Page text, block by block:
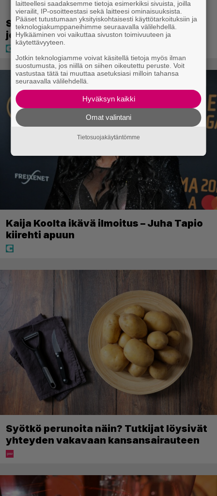
Seiska: Laulaja Frederik lyttäsi Eput –
johan oli taas kielen käyttöä
Kaija Koolta ikävä ilmoitus – Juha Tapio
kiirehti apuun
Syötkö perunoita näin? Tutkijat löysivät
yhteyden vakavaan kansansairauteen
laitteellesi saadaksemme tietoja esimerkiksi sivuista, joilla
vierailit, IP-osoitteestasi sekä laitteesi ominaisuuksista.
Pääset tutustumaan yksityiskohtaisesti käyttötarkoituksiin ja
teknologiakumppaneihimme seuraavalla välilehdellä.
Hylkääminen voi vaikuttaa sivuston toimivuuteen ja
käytettävyyteen.
Jotkin teknologiamme voivat käsitellä tietoja myös ilman
suostumusta, jos niillä on siihen oikeutettu peruste. Voit
vastustaa tätä tai muuttaa asetuksiasi milloin tahansa
seuraavalla välilehdellä.
Hyväksyn kaikki
Omat valintani
Tietosuojakäytäntömme